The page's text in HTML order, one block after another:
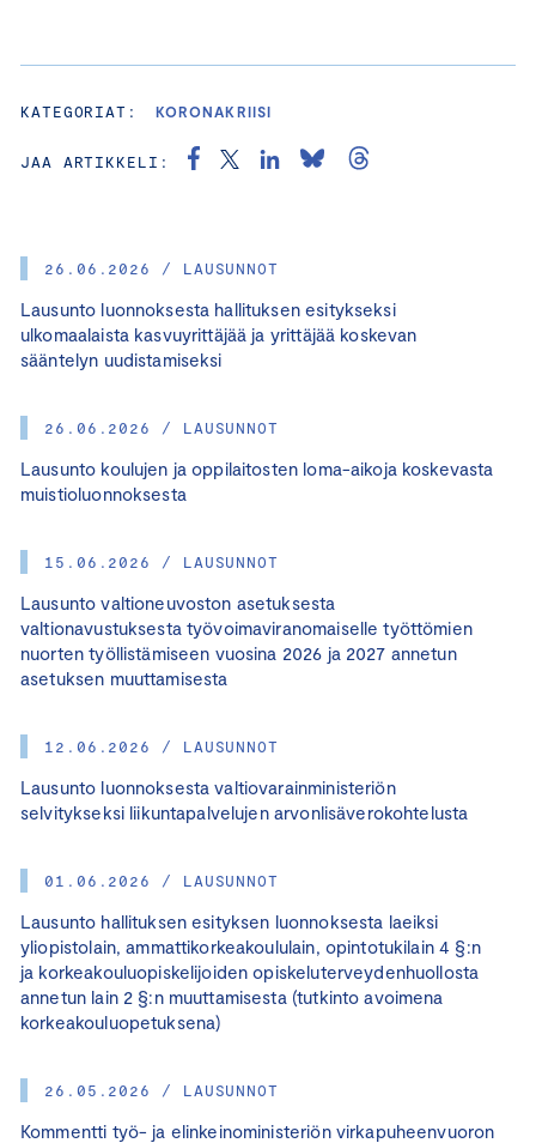
26.06.2026 / LAUSUNNOT
Lausunto luonnoksesta hallituksen esitykseksi
ulkomaalaista kasvuyrittäjää ja yrittäjää koskevan
sääntelyn uudistamiseksi
26.06.2026 / LAUSUNNOT
Lausunto koulujen ja oppilaitosten loma-aikoja koskevasta
muistioluonnoksesta
15.06.2026 / LAUSUNNOT
Lausunto valtioneuvoston asetuksesta
valtionavustuksesta työvoimaviranomaiselle työttömien
nuorten työllistämiseen vuosina 2026 ja 2027 annetun
asetuksen muuttamisesta
12.06.2026 / LAUSUNNOT
Lausunto luonnoksesta valtiovarainministeriön
selvitykseksi liikuntapalvelujen arvonlisäverokohtelusta
01.06.2026 / LAUSUNNOT
Lausunto hallituksen esityksen luonnoksesta laeiksi
yliopistolain, ammattikorkeakoululain, opintotukilain 4 §:n
ja korkeakouluopiskelijoiden opiskeluterveydenhuollosta
annetun lain 2 §:n muuttamisesta (tutkinto avoimena
korkeakouluopetuksena)
26.05.2026 / LAUSUNNOT
Kommentti työ- ja elinkeinoministeriön virkapuheenvuoron
KATEGORIAT: KORONAKRIISI
JAA ARTIKKELI: